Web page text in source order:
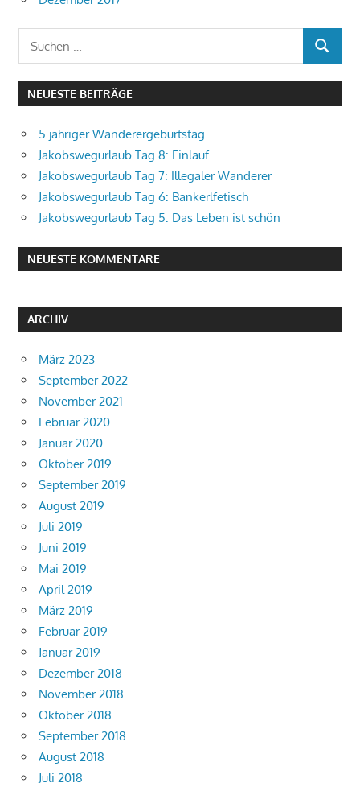
SUCHEN
NEUESTE BEITRÄGE
5 jähriger Wanderergeburtstag
Jakobswegurlaub Tag 8: Einlauf
Jakobswegurlaub Tag 7: Illegaler Wanderer
Jakobswegurlaub Tag 6: Bankerlfetisch
Jakobswegurlaub Tag 5: Das Leben ist schön
NEUESTE KOMMENTARE
ARCHIV
März 2023
September 2022
November 2021
Februar 2020
Januar 2020
Oktober 2019
September 2019
August 2019
Juli 2019
Juni 2019
Mai 2019
April 2019
März 2019
Februar 2019
Januar 2019
Dezember 2018
November 2018
Oktober 2018
September 2018
August 2018
Juli 2018